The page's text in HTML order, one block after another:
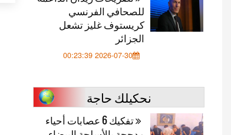
للصحافي الفرنسي
كريستوف غليز تشعل
الجزائر
2026-07-30 00:23:39
نحكيلك حاجة
تفكيك 6 عصابات أحياء